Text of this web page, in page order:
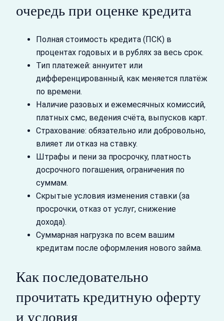
очередь при оценке кредита
Полная стоимость кредита (ПСК) в
процентах годовых и в рублях за весь срок.
Тип платежей: аннуитет или
дифференцированный, как меняется платёж
по времени.
Наличие разовых и ежемесячных комиссий,
платных смс, ведения счёта, выпусков карт.
Страхование: обязательно или добровольно,
влияет ли отказ на ставку.
Штрафы и пени за просрочку, платность
досрочного погашения, ограничения по
суммам.
Скрытые условия изменения ставки (за
просрочки, отказ от услуг, снижение
дохода).
Суммарная нагрузка по всем вашим
кредитам после оформления нового займа.
Как последовательно
прочитать кредитную оферту
и условия